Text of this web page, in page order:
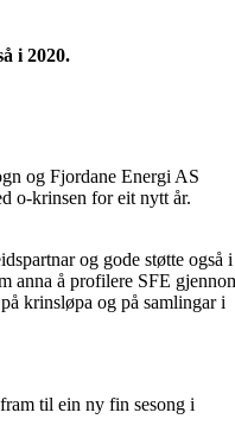
i 2020.
og Fjordane Energi AS
o-krinsen for eit nytt år.
og gode støtte også i
anna å profilere SFE
krinsløpa og på samlingar i
til ein ny fin sesong i